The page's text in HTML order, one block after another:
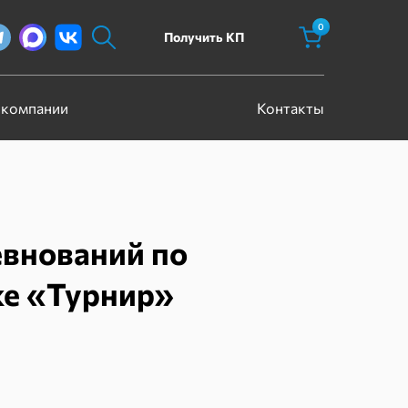
Получить КП
0
Контакты
по
«Турнир»